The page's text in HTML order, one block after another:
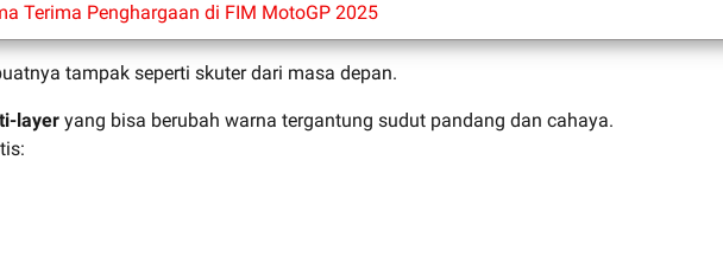
Terima Penghargaan di FIM MotoGP 2025
tampak seperti skuter dari masa depan.
layer yang bisa berubah warna tergantung sudut pandang dan cahaya.